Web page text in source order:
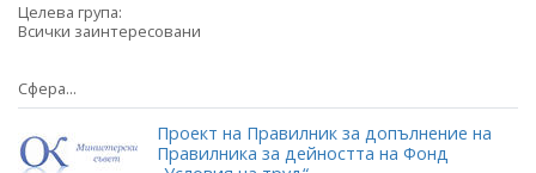
Целева група:
Всички заинтересовани
Сфера...
Проект на Правилник за допълнение на
Правилника за дейността на Фонд